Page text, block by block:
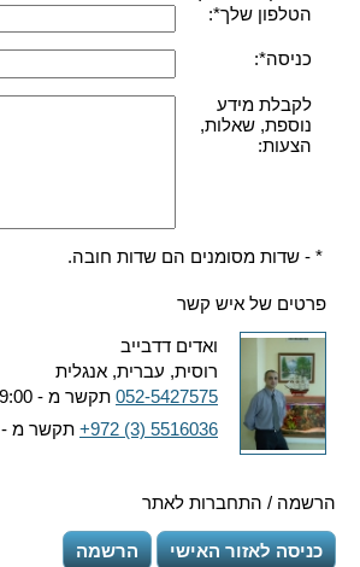
הטלפון שלך*:
כניסה*:
לקבלת מידע
נוספת, שאלות,
הצעות:
* - שדות מסומנים הם שדות חובה.
פרטים של איש קשר
ואדים דדבייב
רוסית, עברית, אנגלית
052-5427575 תקשר מ - 09:00 ועד - 20:00
+972 (3) 5516036 תקשר מ - 10:00 ועד - 21:00
הרשמה / התחברות לאתר
כניסה לאזור האישי הרשמה